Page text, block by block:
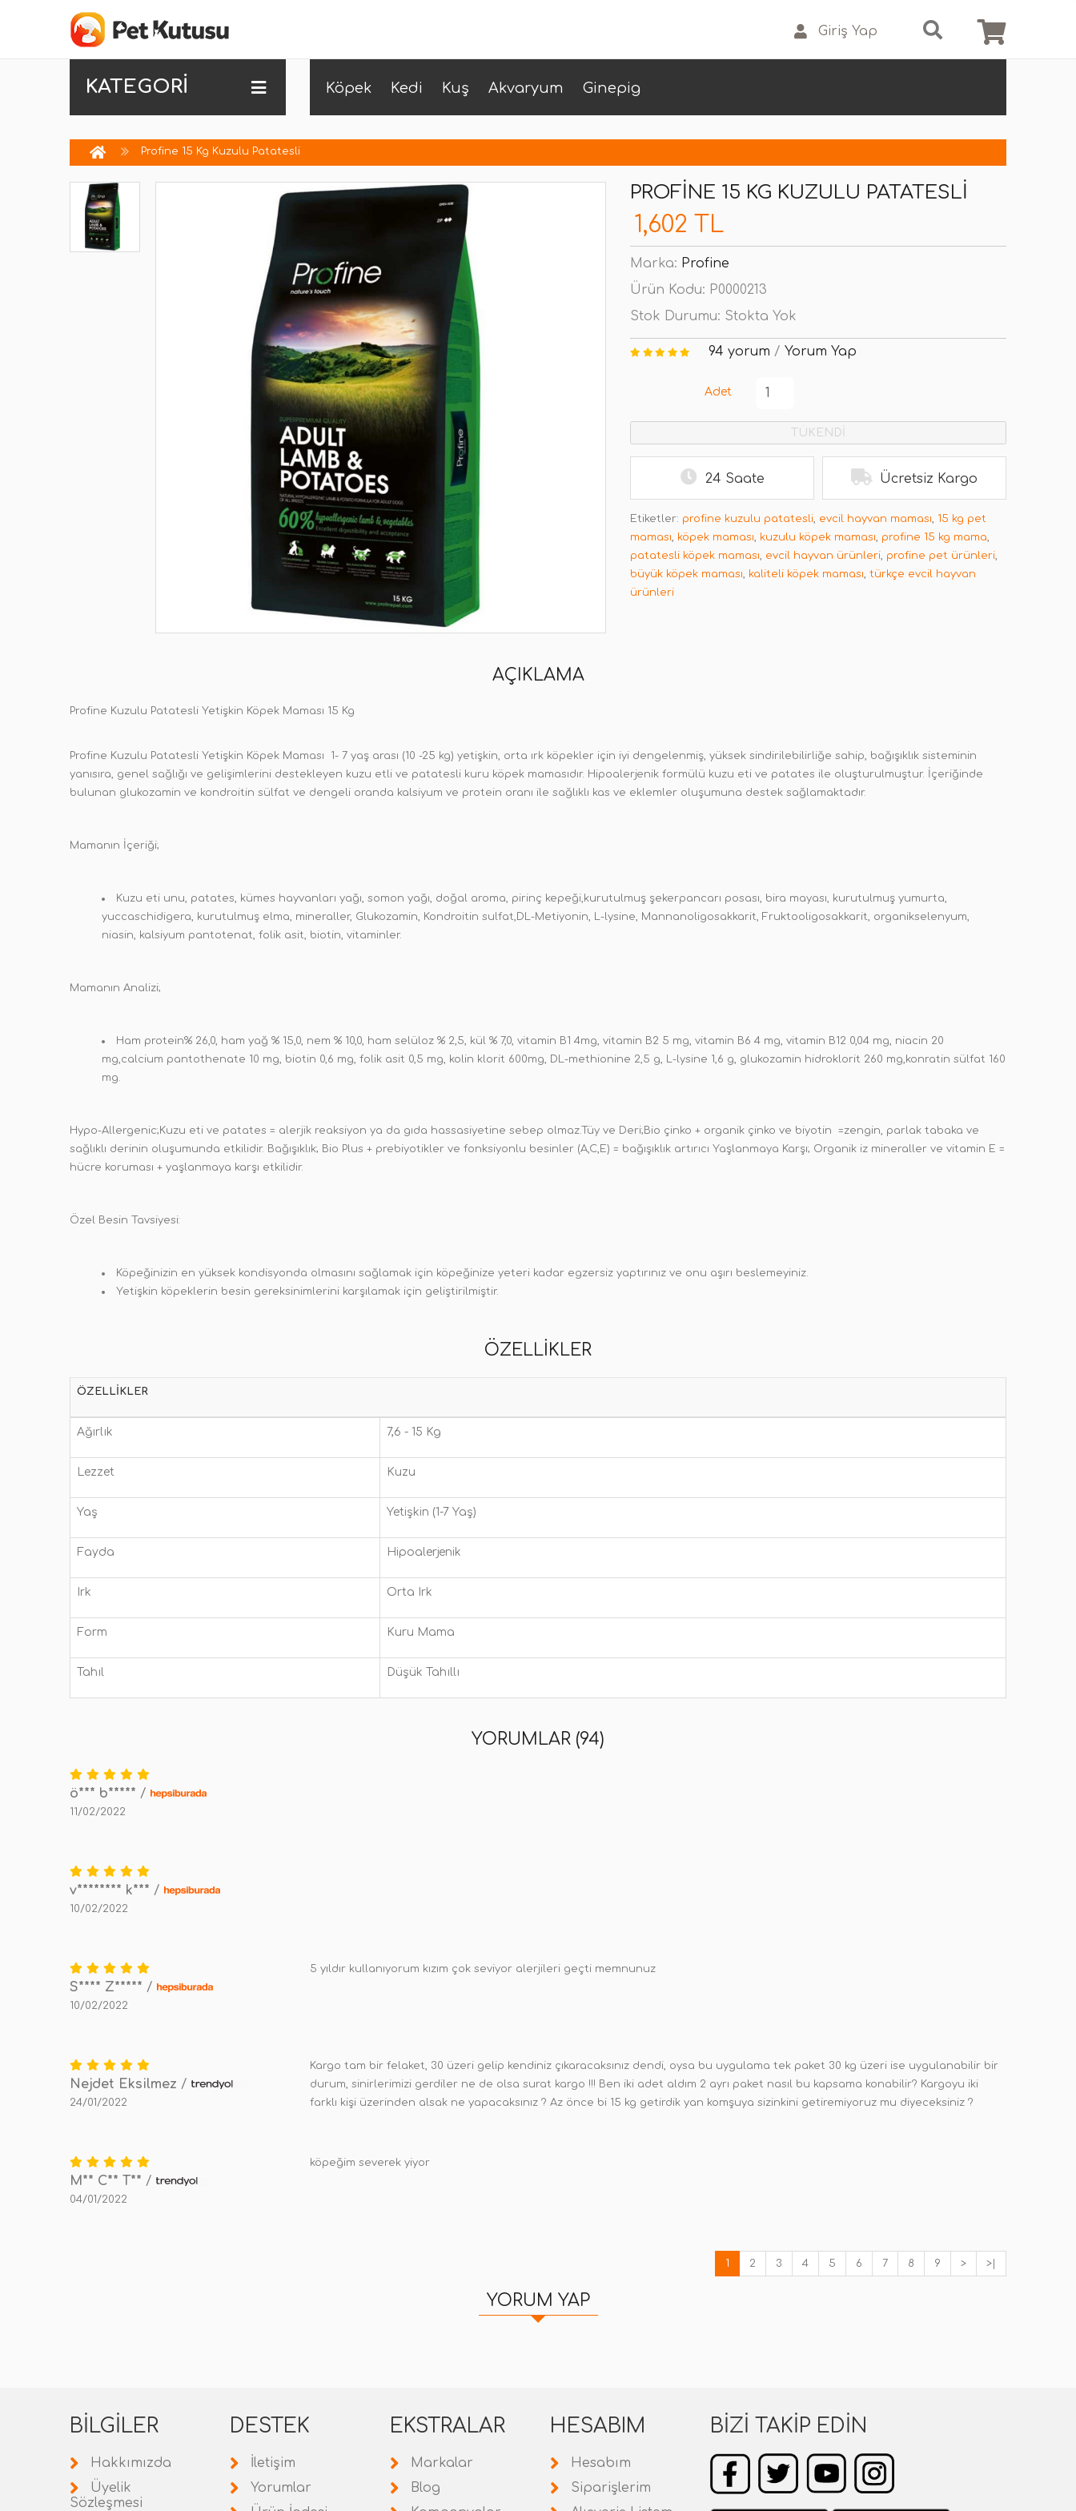
Giriş Yap
KATEGORİ Köpek Kedi Kuş Akvaryum Ginepig
Profine 15 Kg Kuzulu Patatesli
PROFINE 15 KG KUZULU PATATESLI
1,602 TL
Marka: Profine
Ürün Kodu: P0000213
Stok Durumu: Stokta Yok
94 yorum / Yorum Yap
Adet
TÜKENDİ
24 Saate Ücretsiz Kargo
Etiketler: profine kuzulu patatesli, evcil hayvan maması, 15 kg pet
maması, köpek maması, kuzulu köpek maması, profine 15 kg mama,
patatesli köpek maması, evcil hayvan ürünleri, profine pet ürünleri,
büyük köpek maması, kaliteli köpek maması, türkçe evcil hayvan
ürünleri
AÇIKLAMA
Profine Kuzulu Patatesli Yetişkin Köpek Maması 15 Kg
Profine Kuzulu Patatesli Yetişkin Köpek Maması 1- 7 yaş arası (10 -25 kg) yetişkin, orta ırk köpekler için iyi dengelenmiş, yüksek sindirilebilirliğe sahip, bağışıklık sisteminin
yanısıra, genel sağlığı ve gelişimlerini destekleyen kuzu etli ve patatesli kuru köpek mamasıdır. Hipoalerjenik formülü kuzu eti ve patates ile oluşturulmuştur. İçeriğinde
bulunan glukozamin ve kondroitin sülfat ve dengeli oranda kalsiyum ve protein oranı ile sağlıklı kas ve eklemler oluşumuna destek sağlamaktadır.
Mamanın İçeriği;
Kuzu eti unu, patates, kümes hayvanları yağı, somon yağı, doğal aroma, pirinç kepeği,kurutulmuş şekerpancarı posası, bira mayası, kurutulmuş yumurta,
yuccaschidigera, kurutulmuş elma, mineraller, Glukozamin, Kondroitin sulfat,DL-Metiyonin, L-lysine, Mannanoligosakkarit, Fruktooligosakkarit, organikselenyum,
niasin, kalsiyum pantotenat, folik asit, biotin, vitaminler.
Mamanın Analizi;
Ham protein% 26,0, ham yağ % 15,0, nem % 10,0, ham selüloz % 2,5, kül % 7,0, vitamin B1 4mg, vitamin B2 5 mg, vitamin B6 4 mg, vitamin B12 0,04 mg, niacin 20
mg,calcium pantothenate 10 mg, biotin 0,6 mg, folik asit 0,5 mg, kolin klorit 600mg, DL-methionine 2,5 g, L-lysine 1,6 g, glukozamin hidroklorit 260 mg,konratin sülfat 160
mg.
Hypo-Allergenic;Kuzu eti ve patates = alerjik reaksiyon ya da gıda hassasiyetine sebep olmaz.Tüy ve Deri;Bio çinko + organik çinko ve biyotin =zengin, parlak tabaka ve
sağlıklı derinin oluşumunda etkilidir. Bağışıklık; Bio Plus + prebiyotikler ve fonksiyonlu besinler (A,C,E) = bağışıklık artırıcı Yaşlanmaya Karşı; Organik iz mineraller ve vitamin E =
hücre koruması + yaşlanmaya karşı etkilidir.
Özel Besin Tavsiyesi:
Köpeğinizin en yüksek kondisyonda olmasını sağlamak için köpeğinize yeteri kadar egzersiz yaptırınız ve onu aşırı beslemeyiniz.
Yetişkin köpeklerin besin gereksinimlerini karşılamak için geliştirilmiştir.
ÖZELLIKLER
ÖZELLIKLER
Ağırlık 7,6 - 15 Kg
Lezzet Kuzu
Yaş Yetişkin (1-7 Yaş)
Fayda Hipoalerjenik
Irk Orta Irk
Form Kuru Mama
Tahıl Düşük Tahıllı
YORUMLAR (94)
ö*** b***** /
11/02/2022
v******** k*** /
10/02/2022
S**** Z***** /
10/02/2022
5 yıldır kullanıyorum kızım çok seviyor alerjileri geçti memnunuz
Nejdet Eksilmez /
24/01/2022
Kargo tam bir felaket, 30 üzeri gelip kendiniz çıkaracaksınız dendi, oysa bu uygulama tek paket 30 kg üzeri ise uygulanabilir bir
durum, sinirlerimizi gerdiler ne de olsa surat kargo !!! Ben iki adet aldım 2 ayrı paket nasıl bu kapsama konabilir? Kargoyu iki
farklı kişi üzerinden alsak ne yapacaksınız ? Az önce bi 15 kg getirdik yan komşuya sizinkini getiremiyoruz mu diyeceksiniz ?
M** C** T** /
04/01/2022
köpeğim severek yiyor
1 2 3 4 5 6 7 8 9 > >|
YORUM YAP
BILGILER
Hakkımızda
Üyelik
Sözleşmesi
DESTEK
İletişim
Yorumlar
EKSTRALAR
Markalar
Blog
HESABIM
Hesabım
Siparişlerim
BIZI TAKIP EDIN